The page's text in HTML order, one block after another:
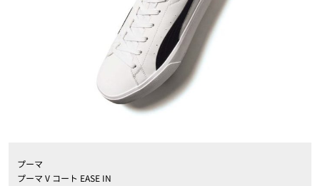
プーマ
プーマ V コート EASE IN